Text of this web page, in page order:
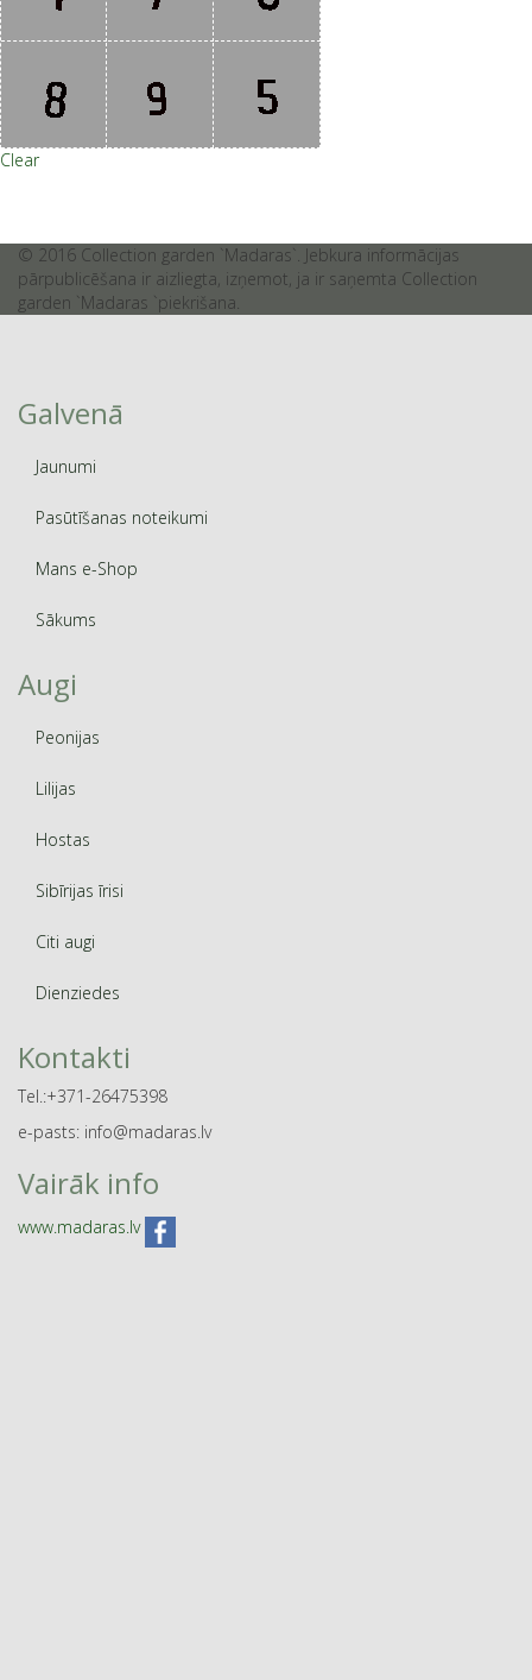
Clear
© 2016 Collection garden `Madaras`. Jebkura informācijas
pārpublicēšana ir aizliegta, izņemot, ja ir saņemta Collection
garden `Madaras `piekrišana.
Galvenā
Jaunumi
Pasūtīšanas noteikumi
Mans e-Shop
Sākums
Augi
Peonijas
Lilijas
Hostas
Sibīrijas īrisi
Citi augi
Dienziedes
Kontakti
Tel.:+371-26475398
e-pasts: info@madaras.lv
Vairāk info
www.madaras.lv